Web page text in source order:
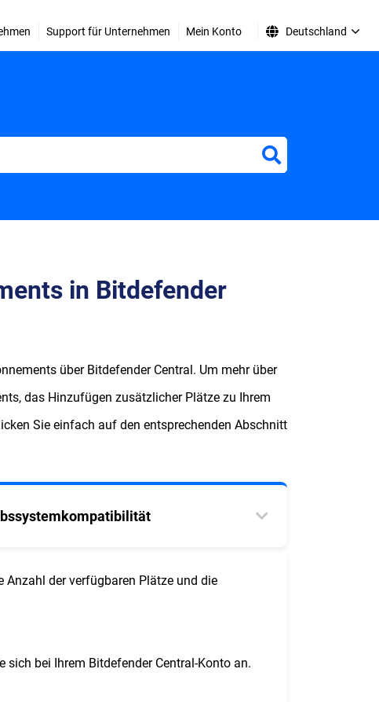
Support für Unternehmen Mein Konto Deutschland
in Bitdefender
über Bitdefender Central. Um mehr über
das Hinzufügen zusätzlicher Plätze zu Ihrem
Sie einfach auf den entsprechenden Abschnitt
der verfügbaren Plätze und die
sich bei Ihrem Bitdefender Central-Konto an.